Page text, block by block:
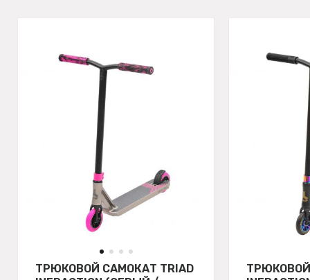
ТРЮКОВОЙ САМОКАТ TRIAD
ТРЮКОВОЙ